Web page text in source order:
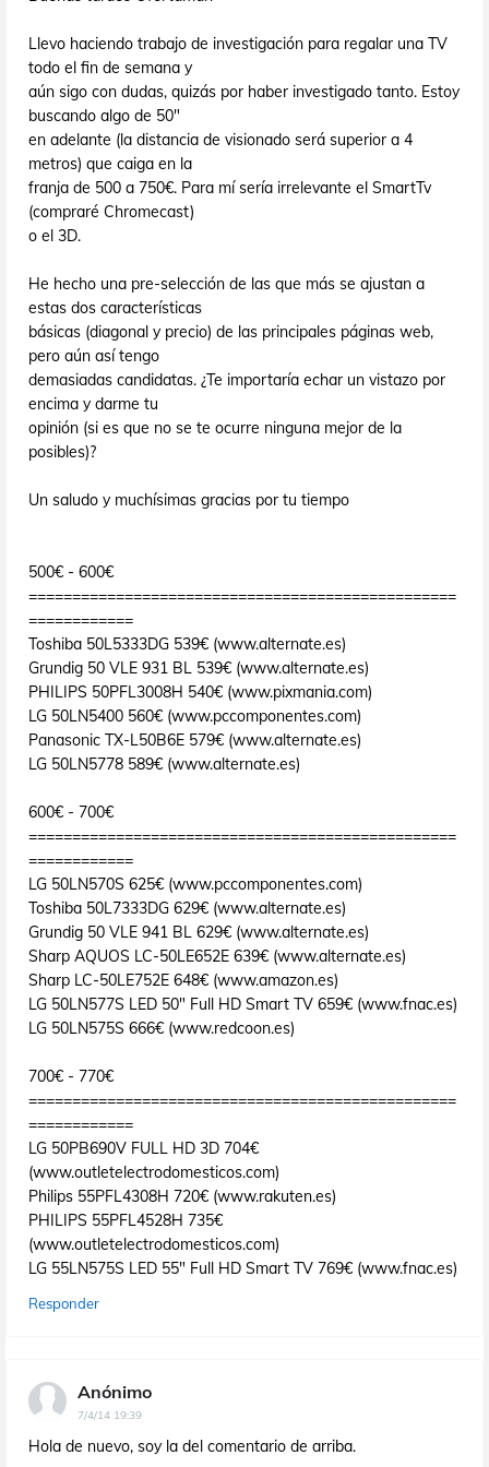
Llevo haciendo trabajo de investigación para regalar una TV
todo el fin de semana y
aún sigo con dudas, quizás por haber investigado tanto. Estoy
buscando algo de 50"
en adelante (la distancia de visionado será superior a 4
metros) que caiga en la
franja de 500 a 750€. Para mí sería irrelevante el SmartTv
(compraré Chromecast)
o el 3D.
He hecho una pre-selección de las que más se ajustan a
estas dos características
básicas (diagonal y precio) de las principales páginas web,
pero aún así tengo
demasiadas candidatas. ¿Te importaría echar un vistazo por
encima y darme tu
opinión (si es que no se te ocurre ninguna mejor de la
posibles)?
Un saludo y muchísimas gracias por tu tiempo
500€ - 600€
=================================================
============
Toshiba 50L5333DG 539€ (www.alternate.es)
Grundig 50 VLE 931 BL 539€ (www.alternate.es)
PHILIPS 50PFL3008H 540€ (www.pixmania.com)
LG 50LN5400 560€ (www.pccomponentes.com)
Panasonic TX-L50B6E 579€ (www.alternate.es)
LG 50LN5778 589€ (www.alternate.es)
600€ - 700€
=================================================
============
LG 50LN570S 625€ (www.pccomponentes.com)
Toshiba 50L7333DG 629€ (www.alternate.es)
Grundig 50 VLE 941 BL 629€ (www.alternate.es)
Sharp AQUOS LC-50LE652E 639€ (www.alternate.es)
Sharp LC-50LE752E 648€ (www.amazon.es)
LG 50LN577S LED 50" Full HD Smart TV 659€ (www.fnac.es)
LG 50LN575S 666€ (www.redcoon.es)
700€ - 770€
=================================================
============
LG 50PB690V FULL HD 3D 704€
(www.outletelectrodomesticos.com)
Philips 55PFL4308H 720€ (www.rakuten.es)
PHILIPS 55PFL4528H 735€
(www.outletelectrodomesticos.com)
LG 55LN575S LED 55" Full HD Smart TV 769€ (www.fnac.es)
Responder
Anónimo
7/4/14 19:39
Hola de nuevo, soy la del comentario de arriba.